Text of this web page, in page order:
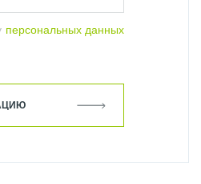
персональных данных